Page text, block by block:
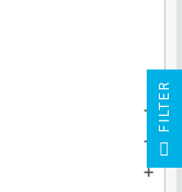
add
add
add
R